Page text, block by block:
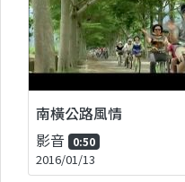
南橫公路風情
影音 0:50
2016/01/13